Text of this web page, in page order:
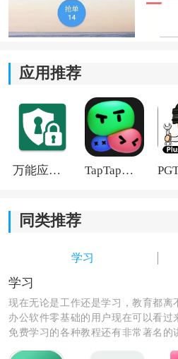
3)多个司机同时竞争一个订单
4)司机可以随时查看订单的详
车地点和目的地等，准确了解服
应用推荐
万能应用隐藏 TapTap国际版2026
同类推荐
学习
学习
现在无论是工作还是学习，教育都
办公软件零基础的用户现在可以看
免费学习的各种教程还有非常著名